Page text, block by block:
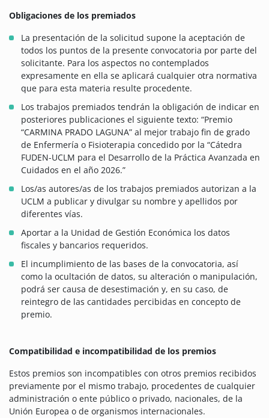
Obligaciones de los premiados
La presentación de la solicitud supone la aceptación de
todos los puntos de la presente convocatoria por parte del
solicitante. Para los aspectos no contemplados
expresamente en ella se aplicará cualquier otra normativa
que para esta materia resulte procedente.
Los trabajos premiados tendrán la obligación de indicar en
posteriores publicaciones el siguiente texto: “Premio
“CARMINA PRADO LAGUNA” al mejor trabajo fin de grado
de Enfermería o Fisioterapia concedido por la “Cátedra
FUDEN-UCLM para el Desarrollo de la Práctica Avanzada en
Cuidados en el año 2026.”
Los/as autores/as de los trabajos premiados autorizan a la
UCLM a publicar y divulgar su nombre y apellidos por
diferentes vías.
Aportar a la Unidad de Gestión Económica los datos
fiscales y bancarios requeridos.
El incumplimiento de las bases de la convocatoria, así
como la ocultación de datos, su alteración o manipulación,
podrá ser causa de desestimación y, en su caso, de
reintegro de las cantidades percibidas en concepto de
premio.
Compatibilidad e incompatibilidad de los premios
Estos premios son incompatibles con otros premios recibidos
previamente por el mismo trabajo, procedentes de cualquier
administración o ente público o privado, nacionales, de la
Unión Europea o de organismos internacionales.